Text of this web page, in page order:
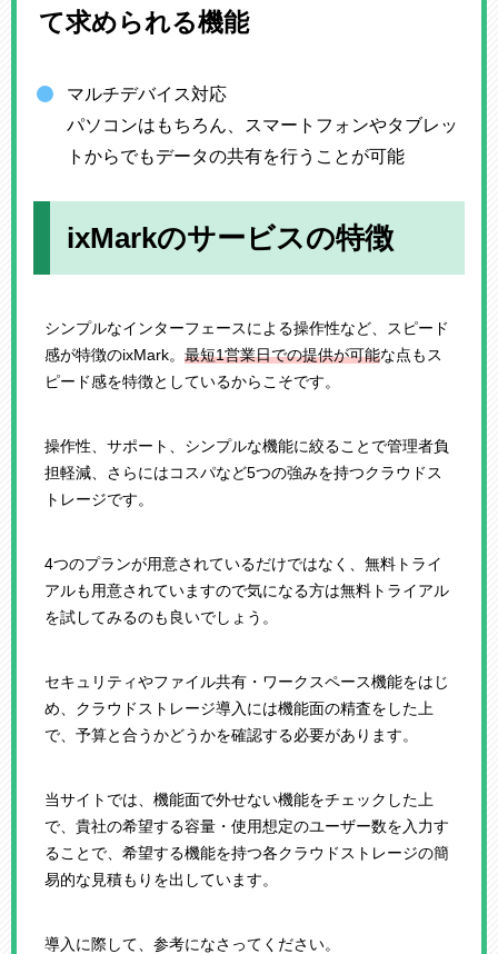
て求められる機能
マルチデバイス対応
パソコンはもちろん、スマートフォンやタブレッ
トからでもデータの共有を行うことが可能
ixMarkのサービスの特徴
シンプルなインターフェースによる操作性など、スピード
感が特徴のixMark。 最短1営業日での提供が可能な点もス
ピード感を特徴としているからこそです。
操作性、サポート、シンプルな機能に絞ることで管理者負
担軽減、さらにはコスパなど5つの強みを持つクラウドス
トレージです。
4つのプランが用意されているだけではなく、無料トライ
アルも用意されていますので気になる方は無料トライアル
を試してみるのも良いでしょう。
セキュリティやファイル共有・ワークスペース機能をはじ
め、クラウドストレージ導入には機能面の精査をした上
で、予算と合うかどうかを確認する必要があります。
当サイトでは、機能面で外せない機能をチェックした上
で、貴社の希望する容量・使用想定のユーザー数を入力す
ることで、希望する機能を持つ各クラウドストレージの簡
易的な見積もりを出しています。
導入に際して、参考になさってください。